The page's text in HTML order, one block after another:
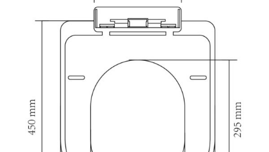
Общи размери: 48 x 35 см (Д x Ш)
Диаметър на монтажния отвор: 10 мм
Подходяща за всички стандартни тоалетни
чинии